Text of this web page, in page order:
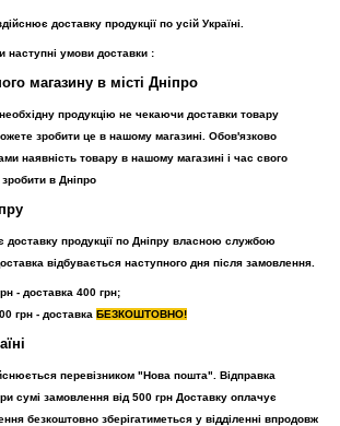
доставку продукції по усій Україні.
наступні умови доставки :
магазину в місті Дніпро
продукцію не чекаючи доставки товару
зробити це в нашому магазині. Обов'язково
наявність товару в нашому магазині і час свого
в Дніпро
доставку продукції по Дніпру власною службою
відбувається наступного дня після замовлення.
- доставка 400 грн;
грн - доставка БЕЗКОШТОВНО!
перевізником "Нова пошта". Відправка
сумі замовлення від 500 грн Доставку оплачує
безкоштовно зберігатиметься у відділенні впродовж